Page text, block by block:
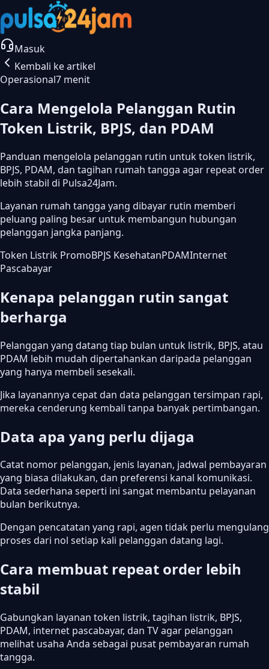
Masuk
Kembali ke artikel
Operasional7 menit
Cara Mengelola Pelanggan Rutin
Token Listrik, BPJS, dan PDAM
Panduan mengelola pelanggan rutin untuk token listrik,
BPJS, PDAM, dan tagihan rumah tangga agar repeat order
lebih stabil di Pulsa24Jam.
Layanan rumah tangga yang dibayar rutin memberi
peluang paling besar untuk membangun hubungan
pelanggan jangka panjang.
Token Listrik PromoBPJS KesehatanPDAMInternet
Pascabayar
Kenapa pelanggan rutin sangat
berharga
Pelanggan yang datang tiap bulan untuk listrik, BPJS, atau
PDAM lebih mudah dipertahankan daripada pelanggan
yang hanya membeli sesekali.
Jika layanannya cepat dan data pelanggan tersimpan rapi,
mereka cenderung kembali tanpa banyak pertimbangan.
Data apa yang perlu dijaga
Catat nomor pelanggan, jenis layanan, jadwal pembayaran
yang biasa dilakukan, dan preferensi kanal komunikasi.
Data sederhana seperti ini sangat membantu pelayanan
bulan berikutnya.
Dengan pencatatan yang rapi, agen tidak perlu mengulang
proses dari nol setiap kali pelanggan datang lagi.
Cara membuat repeat order lebih
stabil
Gabungkan layanan token listrik, tagihan listrik, BPJS,
PDAM, internet pascabayar, dan TV agar pelanggan
melihat usaha Anda sebagai pusat pembayaran rumah
tangga.